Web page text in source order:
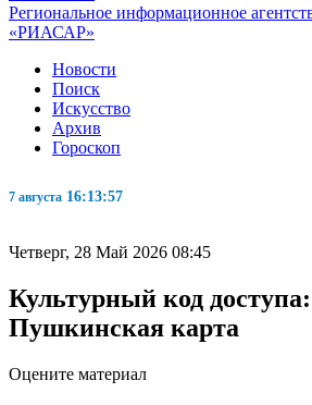
Региональное информационное
«РИАСАР»
Новости
Поиск
Искусство
Архив
Гороскоп
7 августа 16:13:58
Четверг, 28 Май 2026 08:45
Культурный код
Пушкинская карта
Оцените материал